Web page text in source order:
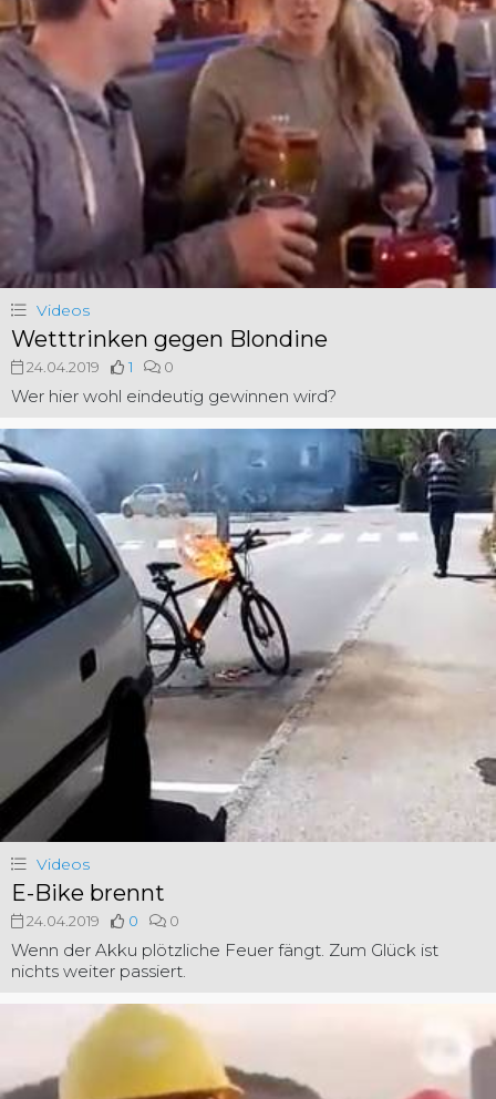
Videos
Wetttrinken gegen Blondine
24.04.2019 1 0
Wer hier wohl eindeutig gewinnen wird?
Videos
E-Bike brennt
24.04.2019 0 0
Wenn der Akku plötzliche Feuer fängt. Zum Glück ist
nichts weiter passiert.